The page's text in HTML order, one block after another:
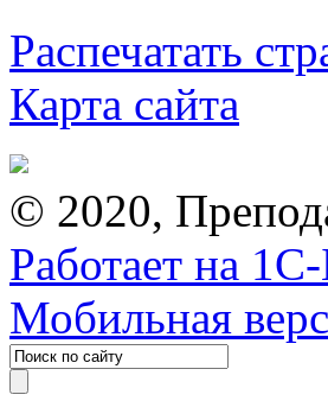
Распечатать
Карта сайта
© 2020,
Работает на
Мобильная